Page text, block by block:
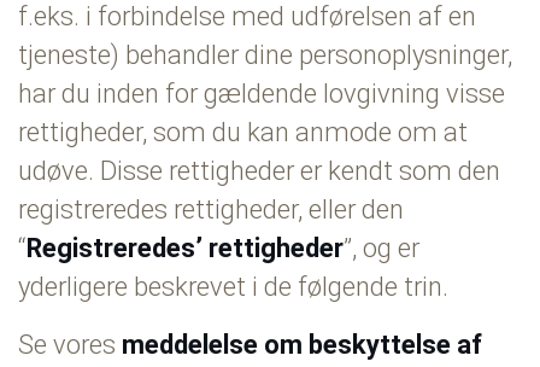
f.eks. i forbindelse med udførelsen af en
tjeneste) behandler dine personoplysninger,
har du inden for gældende lovgivning visse
rettigheder, som du kan anmode om at
udøve. Disse rettigheder er kendt som den
registreredes rettigheder, eller den
“Registreredes’ rettigheder”, og er
yderligere beskrevet i de følgende trin.
Se vores meddelelse om beskyttelse af